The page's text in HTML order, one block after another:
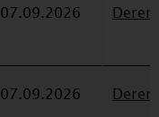
07.09.2026
07.09.2026